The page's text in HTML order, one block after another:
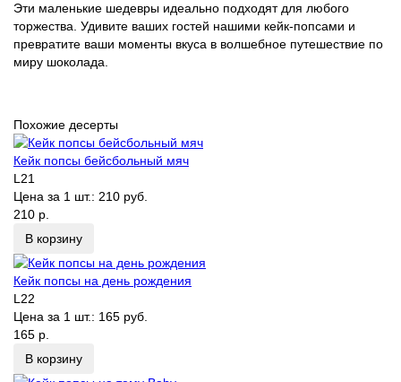
Эти маленькие шедевры идеально подходят для любого
торжества. Удивите ваших гостей нашими кейк-попсами и
превратите ваши моменты вкуса в волшебное путешествие по
миру шоколада.
Похожие десерты
Кейк попсы бейсбольный мяч
L21
Цена за 1 шт.: 210 руб.
210 р.
В корзину
Кейк попсы на день рождения
L22
Цена за 1 шт.: 165 руб.
165 р.
В корзину